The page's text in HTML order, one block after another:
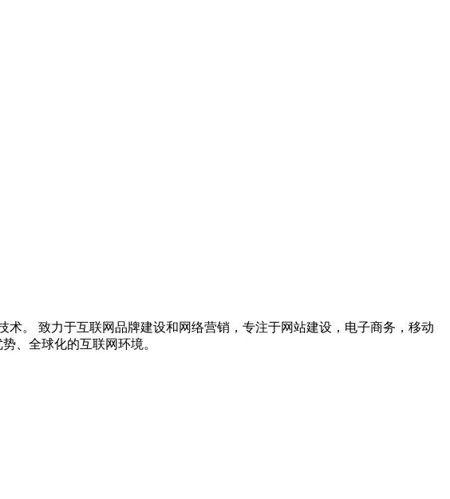
。 致力于互联网品牌建设和网络营销，专注于网站建设，电子商务，移动
、全球化的互联网环境。